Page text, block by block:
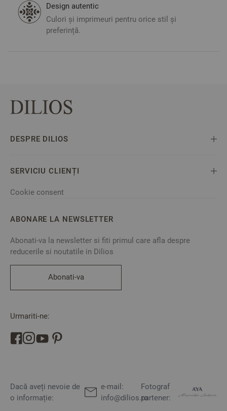
Design autentic
Culori și imprimeuri pentru orice stil și
preferință.
DESPRE DILIOS
SERVICIU CLIENȚI
Cookie consent
ABONARE LA NEWSLETTER
Abonati-va la newsletter si fiti primul care afla despre
reducerile si noutatile in Dilios
Abonati-va
Urmariti-ne:
Dacă aveți nevoie de
o informație:
e-mail:
info@dilios.ro
Fotograf
partener: